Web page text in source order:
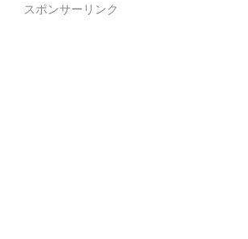
スポンサーリンク